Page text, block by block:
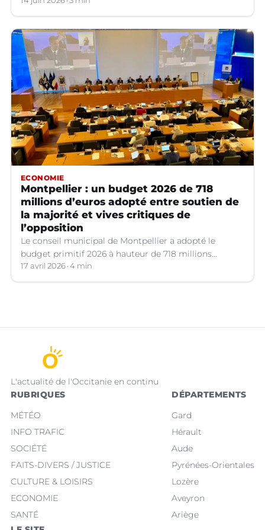
ECONOMIE
Montpellier : un budget 2026 de 718
millions d’euros adopté entre soutien de
la majorité et vives critiques de
l’opposition
Le conseil municipal de Montpellier a adopté le
budget primitif 2026 à hauteur de 718 millions
d’euros, qui a suscité de vifs débats.
17 avril 2026 4 min
L'actualité de l'Occitanie en continu
RUBRIQUES
MÉTÉO
INFO TRAFIC
SOCIÉTÉ
FAITS-DIVERS / JUSTICE
CULTURE & LOISIRS
ECONOMIE
SANTÉ
DÉPARTEMENTS
Gard
Hérault
Aude
Pyrénées-Orientales
Lozère
Aveyron
Ariège